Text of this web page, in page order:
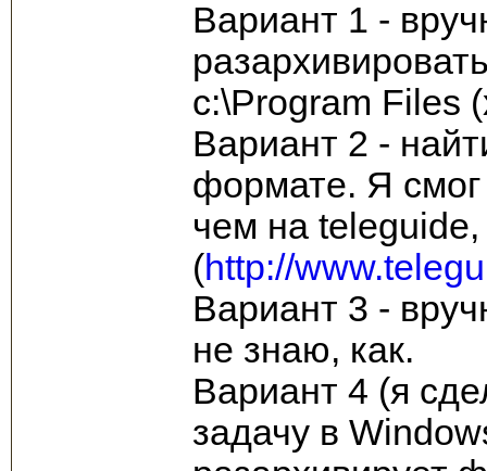
Вариант 1 -
c:\Program Files
Вариант 2 -
формате. Я
чем на teleguide,
(http://
Вариант 3 -
не знаю, как.
Вариант 4 (я
задачу в